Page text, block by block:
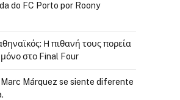
do FC Porto por Roony
Η πιθανή τους πορεία
στο Final Four
Marc Márquez se siente diferente